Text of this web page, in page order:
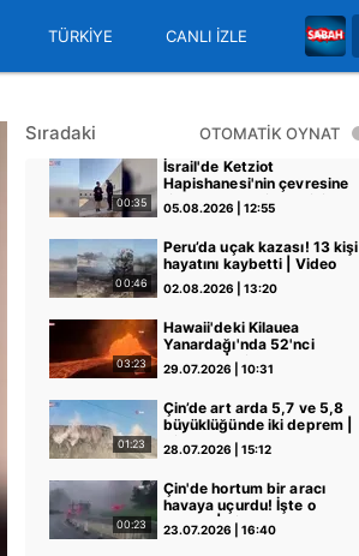
TÜRKİYE CANLI İZLE
Sıradaki OTOMATİK OYNAT
00:35
İsrail'de Ketziot
Hapishanesi'nin çevresine
timsah yerleştirmek için
hendeklerin kazıldığı
05.08.2026 | 12:55
00:46
Peru’da uçak kazası! 13 kişi
hayatını kaybetti | Video
02.08.2026 | 13:20
03:23
Hawaii'deki Kilauea
Yanardağı'nda 52'nci
patlama | Video
29.07.2026 | 10:31
01:23
Çin’de art arda 5,7 ve 5,8
büyüklüğünde iki deprem |
Video
28.07.2026 | 15:12
00:23
Çin'de hortum bir aracı
havaya uçurdu! İşte o
anlar... | Video
23.07.2026 | 16:40